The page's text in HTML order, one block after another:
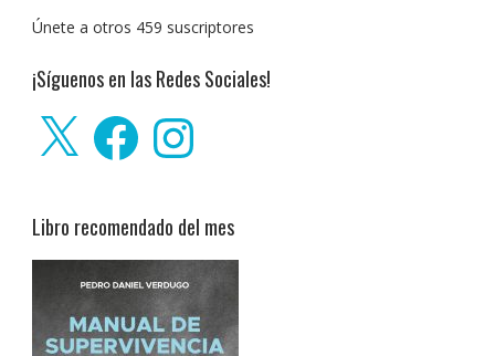
Únete a otros 459 suscriptores
¡Síguenos en las Redes Sociales!
FacebookInstagram
Libro recomendado del mes